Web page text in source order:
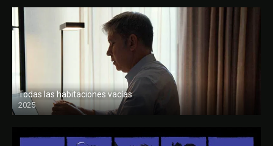
Todas las habitaciones vacías
2025
FULL HD